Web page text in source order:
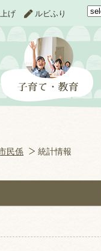
げ ルビふり
民係 統計情報